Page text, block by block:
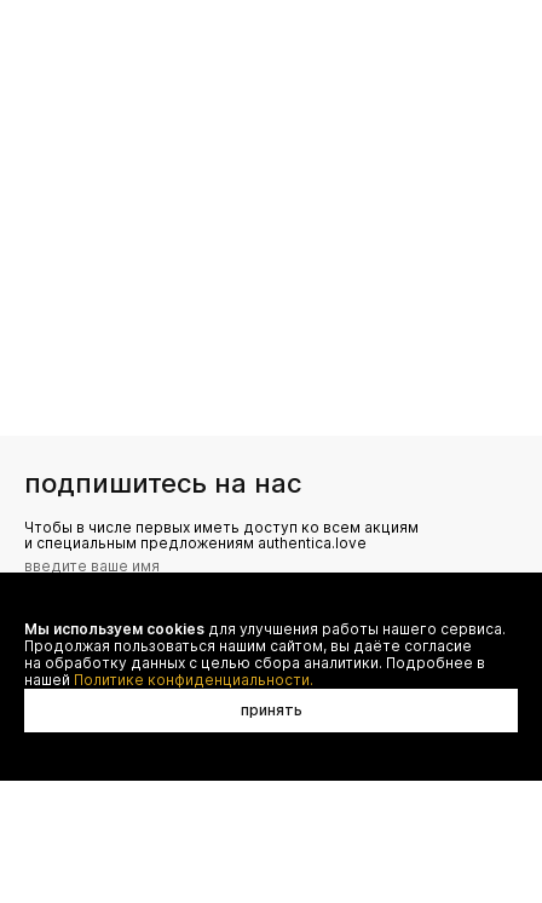
подпишитесь на нас
Чтобы в числе первых иметь доступ ко всем акциям
и специальным предложениям authentica.love
Я даю согласие на сбор, обработку и хранение моих
персональных данных (имя, email, телефон) для получения
рекламных и информационных рассылок от ООО 'БТ
Юнайтед', а также ознакомлен(а) с
Политикой конфиденциальности
Мы используем cookies для улучшения работы нашего сервиса.
Продолжая пользоваться нашим сайтом, вы даёте согласие
на обработку данных с целью сбора аналитики. Подробнее в
нашей Политике конфиденциальности.
принять